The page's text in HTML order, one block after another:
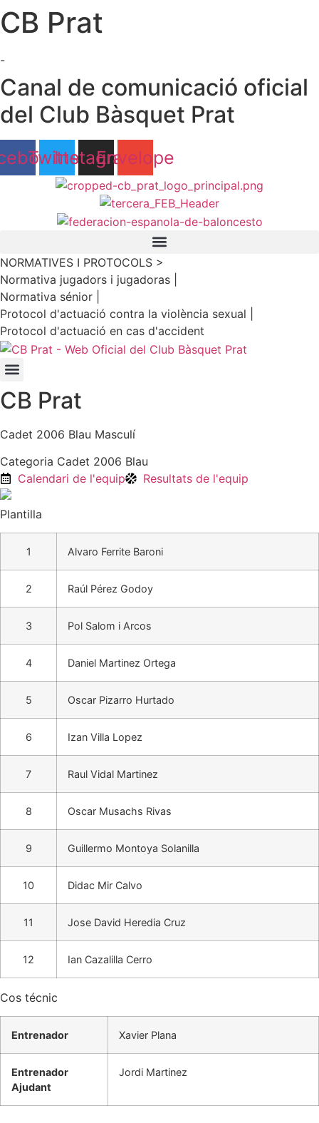
Ir
al
CB Prat
-
Canal de comunicació oficial
del Club Bàsquet Prat
Twitter
Instagram
Envelope
NORMATIVES I PROTOCOLS >
Normativa jugadors i jugadoras |
Normativa sénior |
Protocol d'actuació contra la violència sexual |
Protocol d'actuació en cas d'accident
CB Prat
Cadet 2006 Blau Masculí
Categoria Cadet 2006 Blau
Calendari de l'equip
Resultats de l'equip
Plantilla
1 Alvaro Ferrite Baroni
2 Raúl Pérez Godoy
3 Pol Salom i Arcos
4 Daniel Martinez Ortega
5 Oscar Pizarro Hurtado
6 Izan Villa Lopez
7 Raul Vidal Martinez
8 Oscar Musachs Rivas
9 Guillermo Montoya Solanilla
10 Didac Mir Calvo
11 Jose David Heredia Cruz
12 Ian Cazalilla Cerro
Cos técnic
Entrenador Xavier Plana
Entrenador
Ajudant
Jordi Martinez